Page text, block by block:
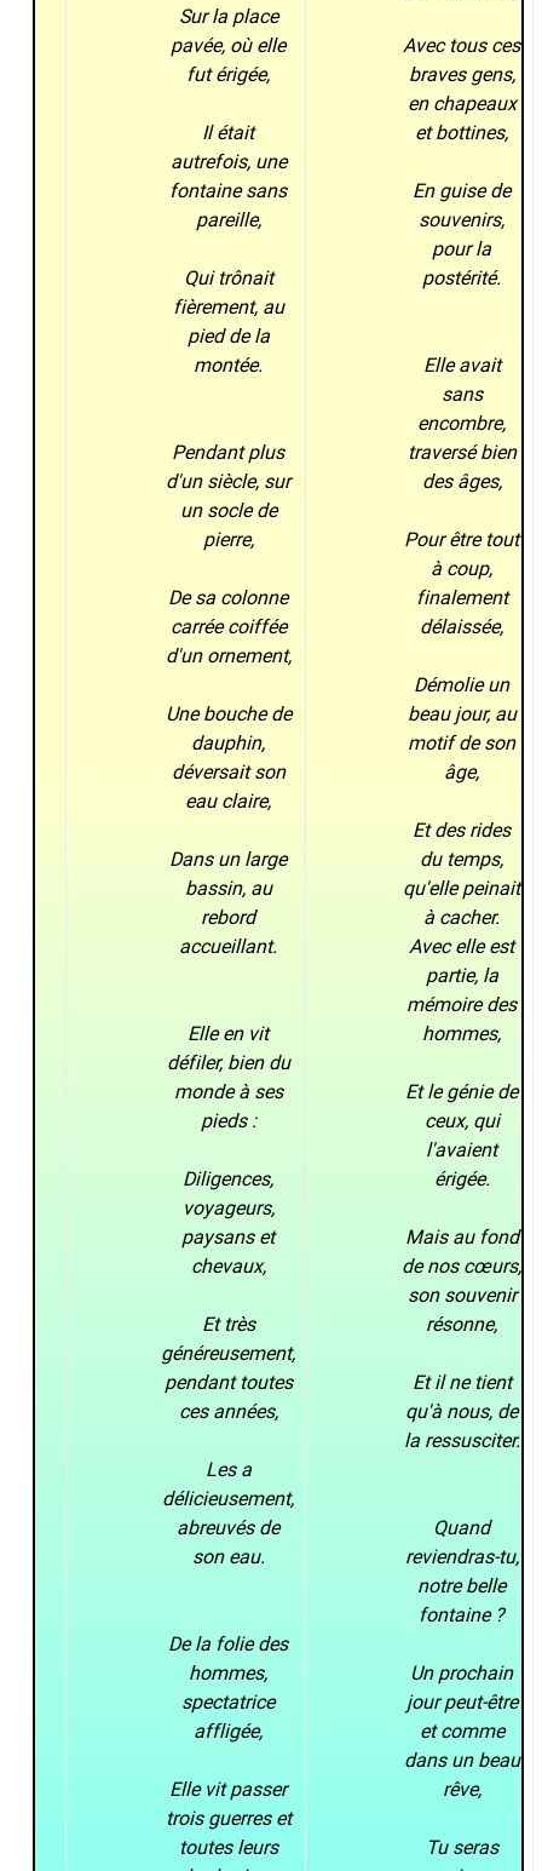
Sur la place
pavée, où elle
fut érigée,
Il était
autrefois, une
fontaine sans
pareille,
Qui trônait
fièrement, au
pied de la
montée.
Pendant plus
d'un siècle, sur
un socle de
pierre,
De sa colonne
carrée coiffée
d'un ornement,
Une bouche de
dauphin,
déversait son
eau claire,
Dans un large
bassin, au
rebord
accueillant.
Elle en vit
défiler, bien du
monde à ses
pieds :
Diligences,
voyageurs,
paysans et
chevaux,
Et très
généreusement,
pendant toutes
ces années,
Les a
délicieusement,
abreuvés de
son eau.
De la folie des
hommes,
spectatrice
affligée,
Elle vit passer
trois guerres et
toutes leurs
Avec tous ces
braves gens,
en chapeaux
et bottines,
En guise de
souvenirs,
pour la
postérité.
Elle avait
sans
encombre,
traversé bien
des âges,
Pour être tout
à coup,
finalement
délaissée,
Démolie un
beau jour, au
motif de son
âge,
Et des rides
du temps,
qu'elle peinait
à cacher.
Avec elle est
partie, la
mémoire des
hommes,
Et le génie de
ceux, qui
l'avaient
érigée.
Mais au fond
de nos cœurs,
son souvenir
résonne,
Et il ne tient
qu'à nous, de
la ressusciter.
Quand
reviendras-tu,
notre belle
fontaine ?
Un prochain
jour peut-être
et comme
dans un beau
rêve,
Tu seras